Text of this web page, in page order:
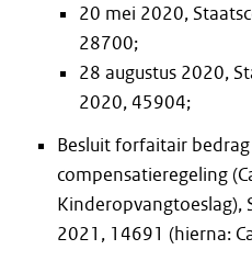
20 mei 2020,
28700;
28 augustus 2020,
2020, 45904;
Besluit forfaitair
compensatieregeling
Kinderopvangtoeslag),
2021, 14691 (hierna: